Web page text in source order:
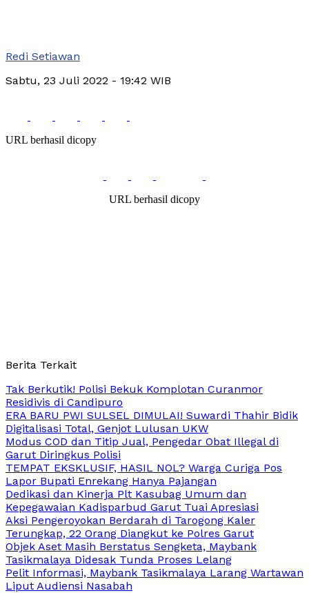
Redi Setiawan
Sabtu, 23 Juli 2022 - 19:42 WIB
URL berhasil dicopy
URL berhasil dicopy
Berita Terkait
Tak Berkutik! Polisi Bekuk Komplotan Curanmor
Residivis di Candipuro
ERA BARU PWI SULSEL DIMULAI! Suwardi Thahir Bidik
Digitalisasi Total, Genjot Lulusan UKW
Modus COD dan Titip Jual, Pengedar Obat Illegal di
Garut Diringkus Polisi
TEMPAT EKSKLUSIF, HASIL NOL? Warga Curiga Pos
Lapor Bupati Enrekang Hanya Pajangan
Dedikasi dan Kinerja Plt Kasubag Umum dan
Kepegawaian Kadisparbud Garut Tuai Apresiasi
Aksi Pengeroyokan Berdarah di Tarogong Kaler
Terungkap, 22 Orang Diangkut ke Polres Garut
Objek Aset Masih Berstatus Sengketa, Maybank
Tasikmalaya Didesak Tunda Proses Lelang
Pelit Informasi, Maybank Tasikmalaya Larang Wartawan
Liput Audiensi Nasabah